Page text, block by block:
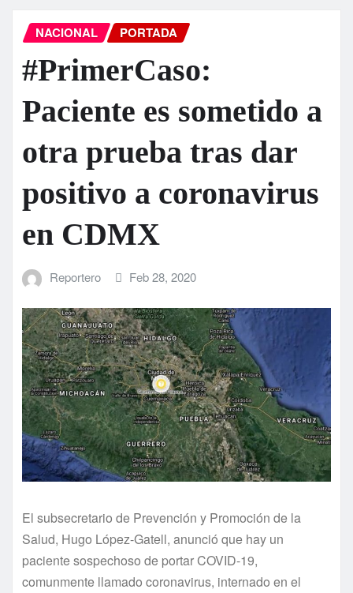
NACIONAL PORTADA
#PrimerCaso:
Paciente es sometido a
otra prueba tras dar
positivo a coronavirus
en CDMX
Reportero Feb 28, 2020
El subsecretario de Prevención y Promoción de la
Salud, Hugo López-Gatell, anunció que hay un
paciente sospechoso de portar COVID-19,
comunmente llamado coronavirus, internado en el